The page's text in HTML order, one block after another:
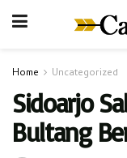
Home Uncategorized
Sidoarjo
Bultang